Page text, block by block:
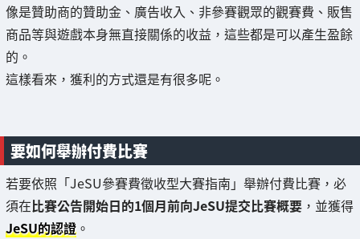
像是贊助商的贊助金、廣告收入、非參賽觀眾的觀賽費、販售
商品等與遊戲本身無直接關係的收益，這些都是可以產生盈餘
的。
這樣看來，獲利的方式還是有很多呢。
要如何舉辦付費比賽
若要依照「JeSU參賽費徵收型大賽指南」舉辦付費比賽，必
須在比賽公告開始日的1個月前向JeSU提交比賽概要 ，並獲得
JeSU的認證 。